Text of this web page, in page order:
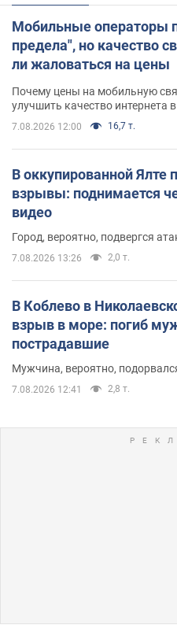
Мобильные операторы
предела", но качество
ли жаловаться на цены
Почему цены на мобильную
улучшить качество интернета
7.08.2026 12:00 16,7 т.
В оккупированной
взрывы: поднимается
видео
Город, вероятно, подвергся
7.08.2026 13:26 2,0 т.
В Коблево в
взрыв в море: погиб
пострадавшие
Мужчина, вероятно,
7.08.2026 12:41 2,8 т.